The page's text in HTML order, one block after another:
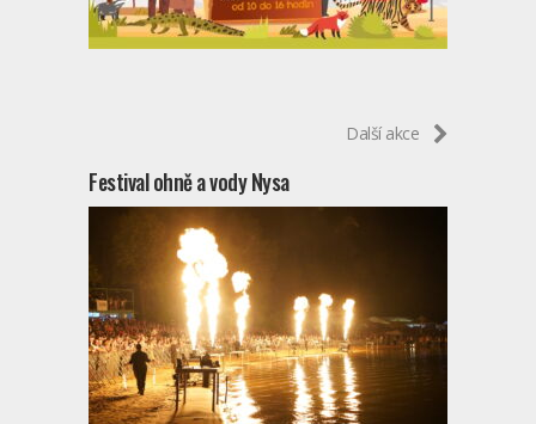
Další akce
Festival ohně a vody Nysa